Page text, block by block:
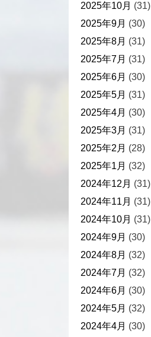
2025年10月 (31)
2025年9月 (30)
2025年8月 (31)
2025年7月 (31)
2025年6月 (30)
2025年5月 (31)
2025年4月 (30)
2025年3月 (31)
2025年2月 (28)
2025年1月 (32)
2024年12月 (31)
2024年11月 (31)
2024年10月 (31)
2024年9月 (30)
2024年8月 (32)
2024年7月 (32)
2024年6月 (30)
2024年5月 (32)
2024年4月 (30)